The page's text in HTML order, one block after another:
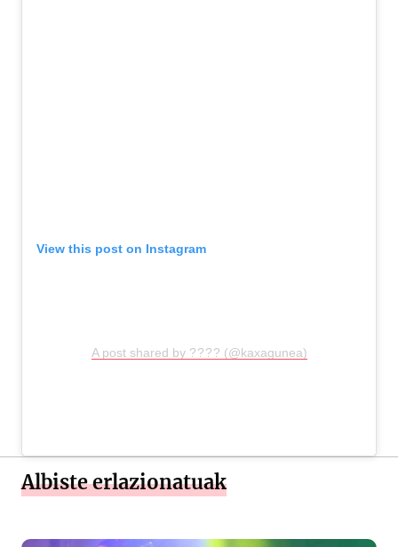
View this post on Instagram
A post shared by ? ? ? ? (@kaxagunea)
Albiste erlazionatuak